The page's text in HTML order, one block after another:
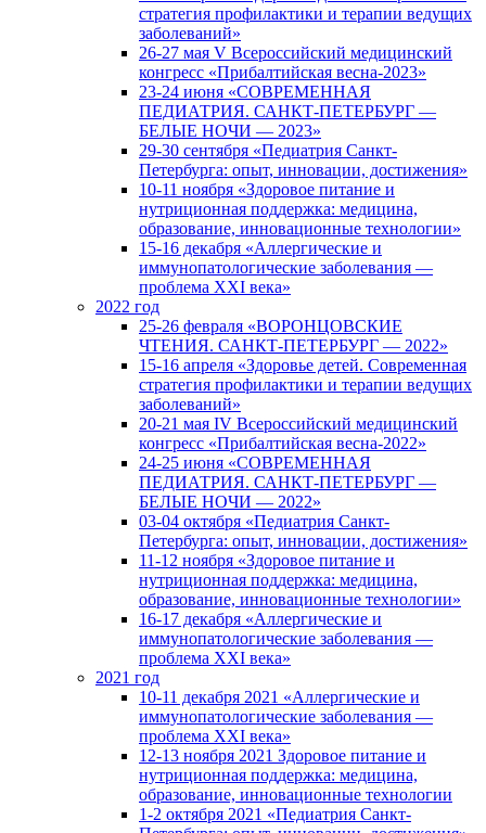
стратегия профилактики и терапии ведущих
заболеваний»
26-27 мая V Всероссийский медицинский
конгресс «Прибалтийская весна-2023»
23-24 июня «СОВРЕМЕННАЯ
ПЕДИАТРИЯ. САНКТ-ПЕТЕРБУРГ —
БЕЛЫЕ НОЧИ — 2023»
29-30 сентября «Педиатрия Санкт-
Петербурга: опыт, инновации, достижения»
10-11 ноября «Здоровое питание и
нутриционная поддержка: медицина,
образование, инновационные технологии»
15-16 декабря «Аллергические и
иммунопатологические заболевания —
проблема XXI века»
2022 год
25-26 февраля «ВОРОНЦОВСКИЕ
ЧТЕНИЯ. САНКТ-ПЕТЕРБУРГ — 2022»
15-16 апреля «Здоровье детей. Современная
стратегия профилактики и терапии ведущих
заболеваний»
20-21 мая IV Всероссийский медицинский
конгресс «Прибалтийская весна-2022»
24-25 июня «СОВРЕМЕННАЯ
ПЕДИАТРИЯ. САНКТ-ПЕТЕРБУРГ —
БЕЛЫЕ НОЧИ — 2022»
03-04 октября «Педиатрия Санкт-
Петербурга: опыт, инновации, достижения»
11-12 ноября «Здоровое питание и
нутриционная поддержка: медицина,
образование, инновационные технологии»
16-17 декабря «Аллергические и
иммунопатологические заболевания —
проблема XXI века»
2021 год
10-11 декабря 2021 «Аллергические и
иммунопатологические заболевания —
проблема XXI века»
12-13 ноября 2021 Здоровое питание и
нутриционная поддержка: медицина,
образование, инновационные технологии
1-2 октября 2021 «Педиатрия Санкт-